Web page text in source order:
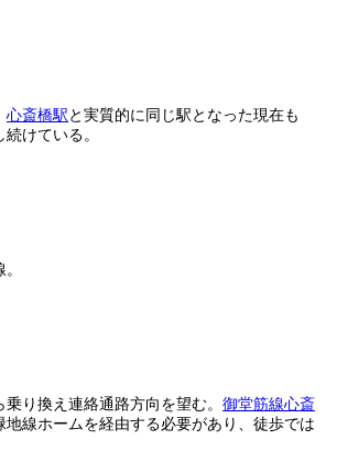
心斎橋駅 と実質的に同じ駅となった現在も
続けている。
乗り換え連絡通路方向を望む。 御堂筋線心斎
地線ホームを経由する必要があり、徒歩では